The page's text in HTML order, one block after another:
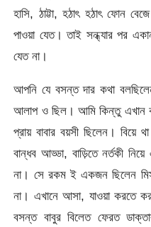
হাসি, ঠাট্টা, হঠাৎ হঠাৎ ফোন
পাওয়া যেত। তাই সন্ধ্যার পর
যেত না।
আপনি যে বসন্ত দার কথা
আলাপ ও ছিল। আমি কিন্তু এখান
প্রায় বাবার বয়সী ছিলেন। বিয়ে
বান্ধব আড্ডা, বাড়িতে নর্তকী
না। সে রকম ই একজন ছিলেন
না। এখানে আসা, যাওয়া করতে
বসন্ত বাবুর বিলেত ফেরত